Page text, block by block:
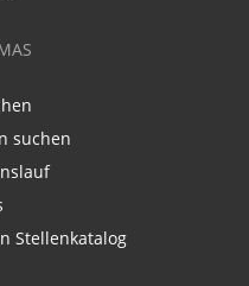
suchen
Stellenkatalog